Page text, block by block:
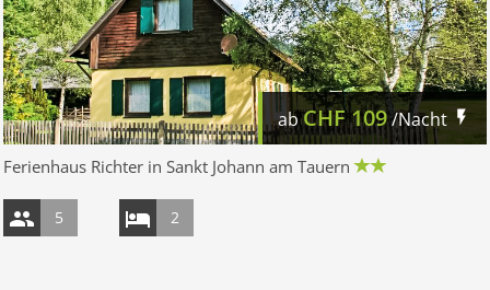
abCHF 109/Nacht
Ferienhaus Richter in Sankt Johann am Tauern
5 2